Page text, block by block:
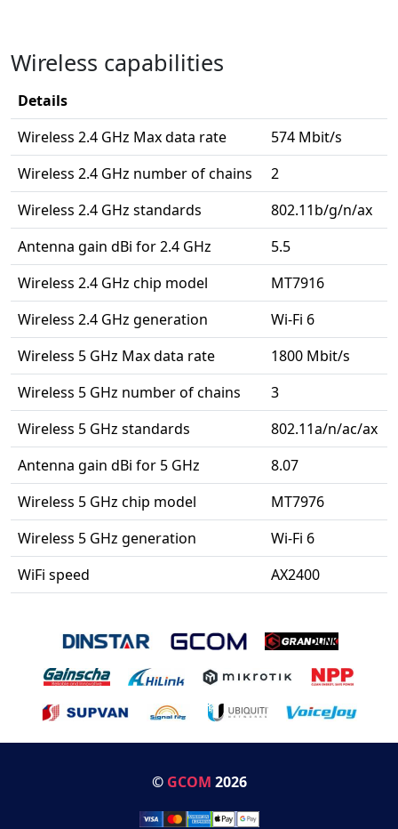
Wireless capabilities
Details
Wireless 2.4 GHz Max data rate
574 Mbit/s
Wireless 2.4 GHz number of chains
2
Wireless 2.4 GHz standards
802.11b/g/n/ax
Antenna gain dBi for 2.4 GHz
5.5
Wireless 2.4 GHz chip model
MT7916
Wireless 2.4 GHz generation
Wi-Fi 6
Wireless 5 GHz Max data rate
1800 Mbit/s
Wireless 5 GHz number of chains
3
Wireless 5 GHz standards
802.11a/n/ac/ax
Antenna gain dBi for 5 GHz
8.07
Wireless 5 GHz chip model
MT7976
Wireless 5 GHz generation
Wi-Fi 6
WiFi speed
AX2400
© GCOM 2026